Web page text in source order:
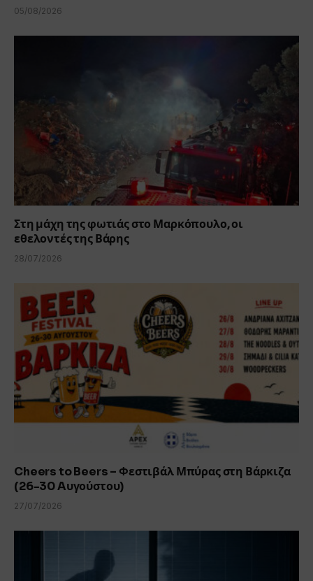
05/08/2026
Στη μάχη της φωτιάς στο Μαρκόπουλο, οι
εθελοντές της Βάρης
28/07/2026
Cheers to Beers – Φεστιβάλ Μπύρας στη Βάρκιζα
(26-30 Aυγούστου)
27/07/2026